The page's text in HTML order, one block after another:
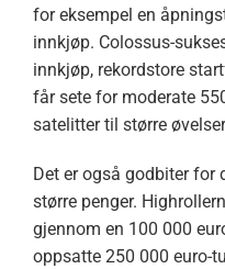
for eksempel en
innkjøp. Colossus-
innkjøp, rekordstore
får sete for moderate
satelitter til større
Det er også godbiter for
større penger.
gjennom en 100 000
oppsatte 250 000 euro-